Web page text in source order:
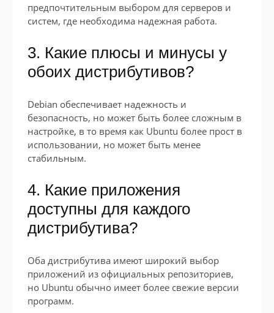
предпочтительным выбором для серверов и
систем, где необходима надежная работа.
3. Какие плюсы и минусы у
обоих дистрибутивов?
Debian обеспечивает надежность и
безопасность, но может быть более сложным в
настройке, в то время как Ubuntu более прост в
использовании, но может быть менее
стабильным.
4. Какие приложения
доступны для каждого
дистрибутива?
Оба дистрибутива имеют широкий выбор
приложений из официальных репозиториев,
но Ubuntu обычно имеет более свежие версии
программ.